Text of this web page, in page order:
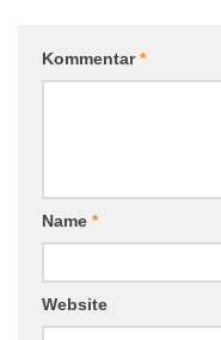
Kommentar*
Name *
Website